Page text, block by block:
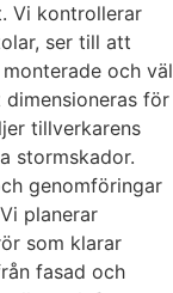
Vi kontrollerar
ser till att
och väl
för
tillverkarens
stormskador.
genomföringar
planerar
som klarar
fasad och